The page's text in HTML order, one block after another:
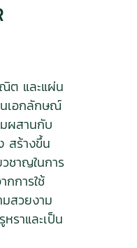
ต และแผ่น
นเอกลักษณ์
ผสานกับ
สร้างขึ้น
ชาญในการ
กการใช้
สวยงาม
ราและเป็น